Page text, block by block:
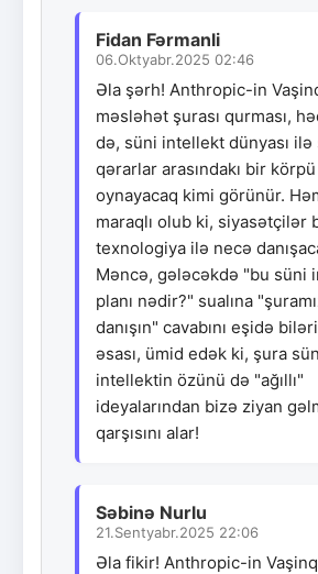
Fidan Fərmanli
06.Oktyabr.2025 02:46
Əla şərh! Anthropic-in
məsləhət şurası qurması,
də, süni intellekt dünyası ilə
qərarlar arasındakı bir
oynayacaq kimi görünür.
maraqlı olub ki, siyasətçilər
texnologiya ilə necə
Məncə, gələcəkdə "bu süni
planı nədir?" sualına
danışın" cavabını eşidə
əsası, ümid edək ki, şura
intellektin özünü də "ağıllı"
ideyalarından bizə ziyan
qarşısını alar!
Səbinə Nurlu
21.Sentyabr.2025 22:06
Əla fikir! Anthropic-in